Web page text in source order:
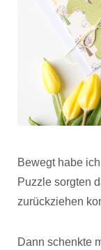
Bewegt habe
Puzzle sorgten
zurückziehen
Dann schenkte